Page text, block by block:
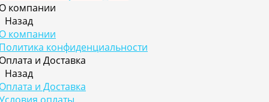
компании
Назад
компании
конфиденциальности
и Доставка
Назад
и Доставка